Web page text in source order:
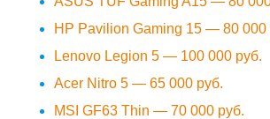
HP Pavilion Gaming 15 — 80 000
Lenovo Legion 5 — 100 000 руб.
Acer Nitro 5 — 65 000 руб.
MSI GF63 Thin — 70 000 руб.